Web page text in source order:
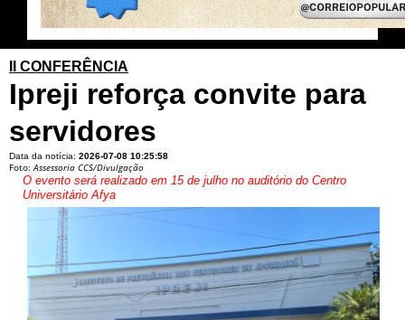
II CONFERÊNCIA
Ipreji reforça convite para
servidores
Data da notícia: 2026-07-08 10:25:58
Foto:Assessoria CCS/Divulgação
O evento será realizado em 15 de julho no auditório do Centro
Universitário Afya